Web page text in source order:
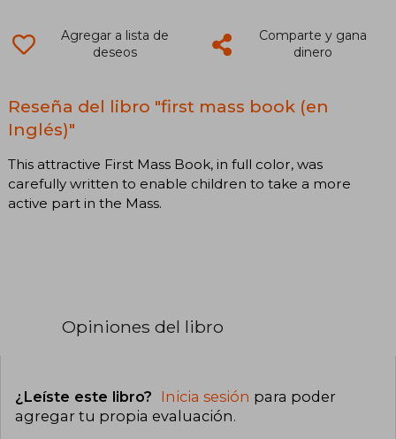
Agregar a lista de
deseos
Comparte y gana
dinero
Reseña del libro "first mass book (en
Inglés)"
This attractive First Mass Book, in full color, was
carefully written to enable children to take a more
active part in the Mass.
Opiniones del libro
¿Leíste este libro? Inicia sesión para poder
agregar tu propia evaluación.